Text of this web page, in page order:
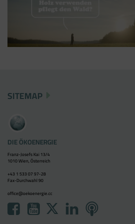
SITEMAP
DIE ÖKOENERGIE
Franz-Josefs Kai 13/4
1010 Wien, Österreich
+43 1 533 07 97-28
Fax-Durchwahl 90
office@oekoenergie.cc